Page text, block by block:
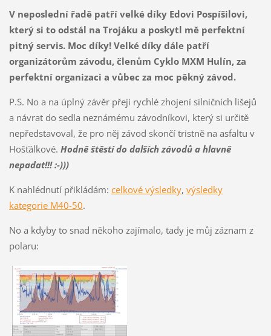
V neposlední řadě patří velké díky Edovi Pospíšilovi,
který si to odstál na Trojáku a poskytl mě perfektní
pitný servis. Moc díky! Velké díky dále patří
organizátorům závodu, členům Cyklo MXM Hulín, za
perfektní organizaci a vůbec za moc pěkný závod.
P.S. No a na úplný závěr přeji rychlé zhojení silničních lišejů
a návrat do sedla neznámému závodníkovi, který si určitě
nepředstavoval, že pro něj závod skončí tristně na asfaltu v
Hošťálkové. Hodně štěstí do dalších závodů a hlavně
nepadat!!! :-)))
K nahlédnutí přikládám: celkové výsledky, výsledky
kategorie M40-50.
No a kdyby to snad někoho zajímalo, tady je můj záznam z
polaru: